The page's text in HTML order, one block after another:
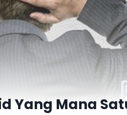
Yang Mana